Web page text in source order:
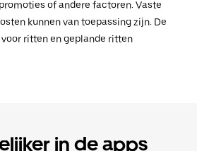
of andere factoren. Vaste
kunnen van toepassing zijn. De
ritten en geplande ritten
in de apps